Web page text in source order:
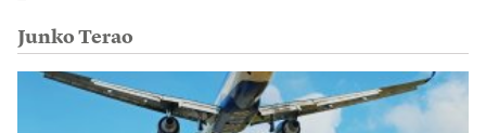
Junko Terao